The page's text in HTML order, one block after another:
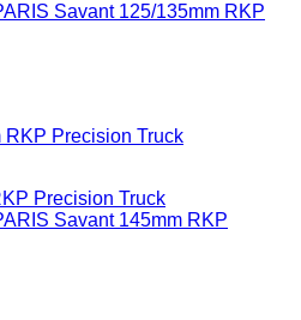
RKP Precision Truck